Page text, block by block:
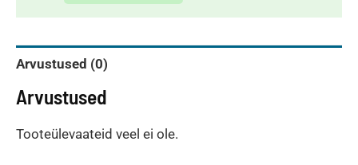
Arvustused (0)
Arvustused
Tooteülevaateid veel ei ole.